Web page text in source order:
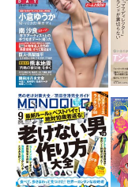
歌山（和歌山）
和歌山（和歌山）
チーム紹介 中国・四国
松蔭（鳥取）
商（広島）
商（香川）
義塾（高知）
チーム紹介 九州